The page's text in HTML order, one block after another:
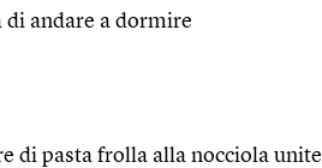
di andare a dormire
di pasta frolla alla nocciola unite